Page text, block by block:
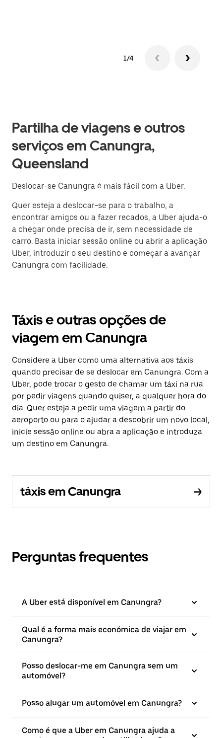
1/4
Partilha de viagens e outros
serviços em Canungra,
Queensland
Deslocar-se Canungra é mais fácil com a Uber.
Quer esteja a deslocar-se para o trabalho, a
encontrar amigos ou a fazer recados, a Uber ajuda-o
a chegar onde precisa de ir, sem necessidade de
carro. Basta iniciar sessão online ou abrir a aplicação
Uber, introduzir o seu destino e começar a avançar
Canungra com facilidade.
Táxis e outras opções de
viagem em Canungra
Considere a Uber como uma alternativa aos táxis
quando precisar de se deslocar em Canungra. Com a
Uber, pode trocar o gesto de chamar um táxi na rua
por pedir viagens quando quiser, a qualquer hora do
dia. Quer esteja a pedir uma viagem a partir do
aeroporto ou para o ajudar a descobrir um novo local,
inicie sessão online ou abra a aplicação e introduza
um destino em Canungra.
táxis em Canungra
Perguntas frequentes
A Uber está disponível em Canungra?
Qual é a forma mais económica de viajar em
Canungra?
Posso deslocar-me em Canungra sem um
automóvel?
Posso alugar um automóvel em Canungra?
Como é que a Uber em Canungra ajuda a